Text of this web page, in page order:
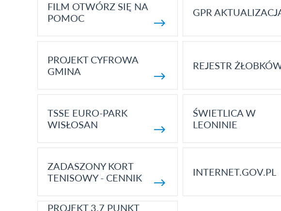
FILM OTWÓRZ SIĘ NA
POMOC
GPR
PROJEKT CYFROWA
GMINA
REJESTR
TSSE EURO-PARK
WISŁOSAN
ŚWIETLICA W
LEONINIE
ZADASZONY KORT
TENISOWY - CENNIK
INTERNET.GOV.PL
PROJEKT 3.7 PUNKT